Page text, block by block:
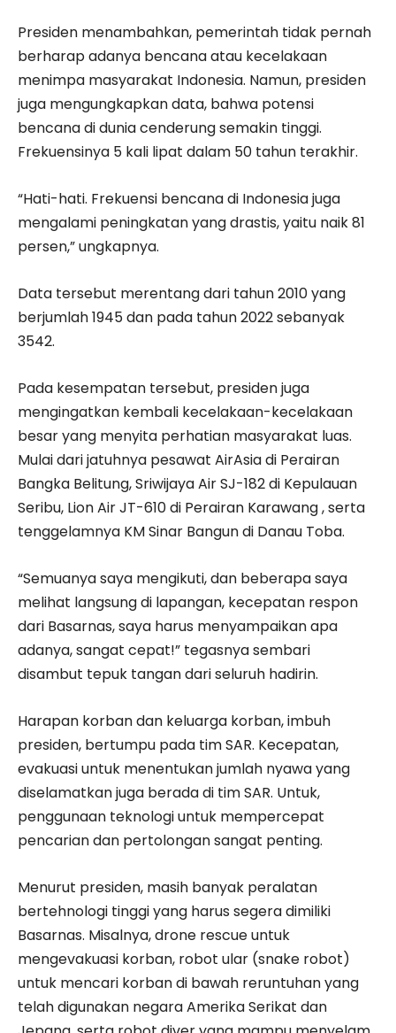
Presiden menambahkan, pemerintah tidak pernah
berharap adanya bencana atau kecelakaan
menimpa masyarakat Indonesia. Namun, presiden
juga mengungkapkan data, bahwa potensi
bencana di dunia cenderung semakin tinggi.
Frekuensinya 5 kali lipat dalam 50 tahun terakhir.
“Hati-hati. Frekuensi bencana di Indonesia juga
mengalami peningkatan yang drastis, yaitu naik 81
persen,” ungkapnya.
Data tersebut merentang dari tahun 2010 yang
berjumlah 1945 dan pada tahun 2022 sebanyak
3542.
Pada kesempatan tersebut, presiden juga
mengingatkan kembali kecelakaan-kecelakaan
besar yang menyita perhatian masyarakat luas.
Mulai dari jatuhnya pesawat AirAsia di Perairan
Bangka Belitung, Sriwijaya Air SJ-182 di Kepulauan
Seribu, Lion Air JT-610 di Perairan Karawang , serta
tenggelamnya KM Sinar Bangun di Danau Toba.
“Semuanya saya mengikuti, dan beberapa saya
melihat langsung di lapangan, kecepatan respon
dari Basarnas, saya harus menyampaikan apa
adanya, sangat cepat!” tegasnya sembari
disambut tepuk tangan dari seluruh hadirin.
Harapan korban dan keluarga korban, imbuh
presiden, bertumpu pada tim SAR. Kecepatan,
evakuasi untuk menentukan jumlah nyawa yang
diselamatkan juga berada di tim SAR. Untuk,
penggunaan teknologi untuk mempercepat
pencarian dan pertolongan sangat penting.
Menurut presiden, masih banyak peralatan
bertehnologi tinggi yang harus segera dimiliki
Basarnas. Misalnya, drone rescue untuk
mengevakuasi korban, robot ular (snake robot)
untuk mencari korban di bawah reruntuhan yang
telah digunakan negara Amerika Serikat dan